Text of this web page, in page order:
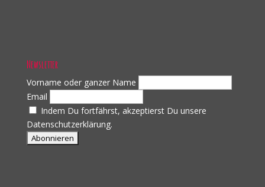
Newsletter
Vorname oder ganzer Name
Email
Indem Du fortfährst, akzeptierst Du unsere
Datenschutzerklärung.